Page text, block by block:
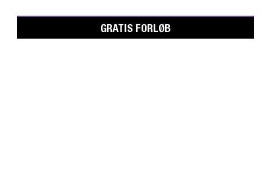
GRATIS FORLØB